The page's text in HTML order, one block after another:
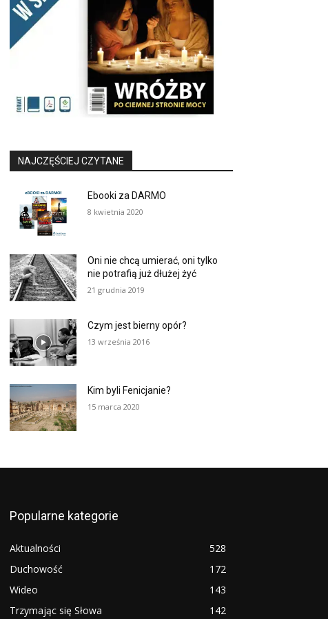
NAJCZĘŚCIEJ CZYTANE
Ebooki za DARMO
8 kwietnia 2020
Oni nie chcą umierać, oni tylko
nie potrafią już dłużej żyć
21 grudnia 2019
Czym jest bierny opór?
13 września 2016
Kim byli Fenicjanie?
15 marca 2020
Popularne kategorie
Aktualności
528
Duchowość
172
Wideo
143
Trzymając się Słowa
142